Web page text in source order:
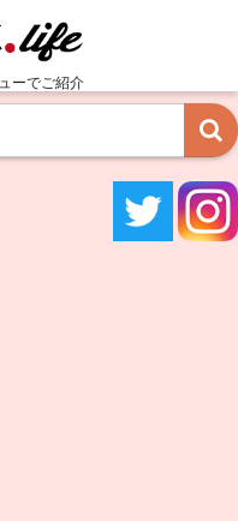
ーでご紹介